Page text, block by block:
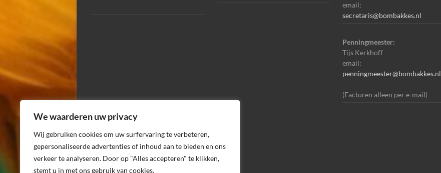
We waarderen uw privacy
Wij gebruiken cookies om uw surfervaring te verbeteren,
gepersonaliseerde advertenties of inhoud aan te bieden en ons
verkeer te analyseren. Door op "Alles accepteren" te klikken,
stemt u in met ons gebruik van cookies.
email:
secretaris@bombakkes.nl
Penningmeester:
Tijs Kerkhoff
email:
penningmeester@bombakkes.nl
(Facturen alleen per e-mail)